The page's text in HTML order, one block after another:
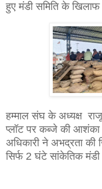
हुए मंडी समिति के खिलाफ
हम्माल संघ के अध्यक्ष
प्लॉट पर कब्जे की आशंका
अधिकारी ने अभद्रता की
सिर्फ 2 घंटे सांकेतिक